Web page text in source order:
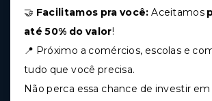
🤝 Facilitamos pra você: Aceitamos
até 50% do valor!
📍 Próximo a comércios, escolas e
tudo que você precisa.
Não perca essa chance de investir em